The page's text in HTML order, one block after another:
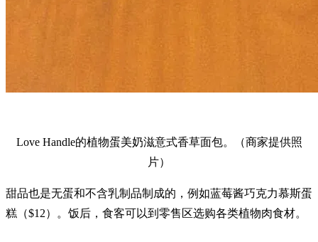
Love Handle的植物蛋美奶滋意式香草面包。（商家提供照
片）
甜品也是无蛋和不含乳制品制成的，例如蓝莓酱巧克力慕斯蛋
糕（$12）。饭后，食客可以到零售区选购各类植物肉食材。